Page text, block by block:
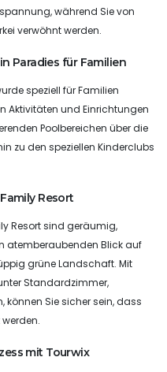
während Sie von
verwöhnt werden.
Paradies für Familien
speziell für Familien
Aktivitäten und Einrichtungen
Poolbereichen über die
zu den speziellen Kinderclubs
Resort
Resort sind geräumig,
atemberaubenden Blick auf
grüne Landschaft. Mit
Standardzimmer,
können Sie sicher sein, dass
mit Tourwix